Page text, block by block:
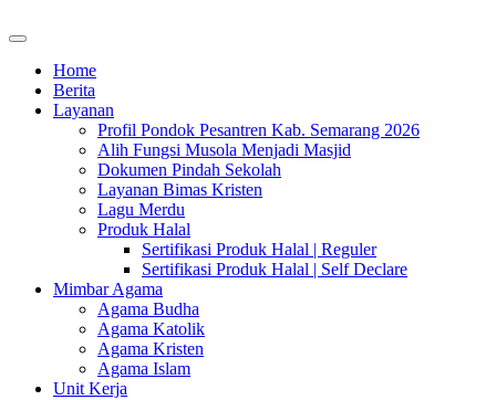
Home
Berita
Layanan
Profil Pondok Pesantren Kab. Semarang 2026
Alih Fungsi Musola Menjadi Masjid
Dokumen Pindah Sekolah
Layanan Bimas Kristen
Lagu Merdu
Produk Halal
Sertifikasi Produk Halal | Reguler
Sertifikasi Produk Halal | Self Declare
Mimbar Agama
Agama Budha
Agama Katolik
Agama Kristen
Agama Islam
Unit Kerja